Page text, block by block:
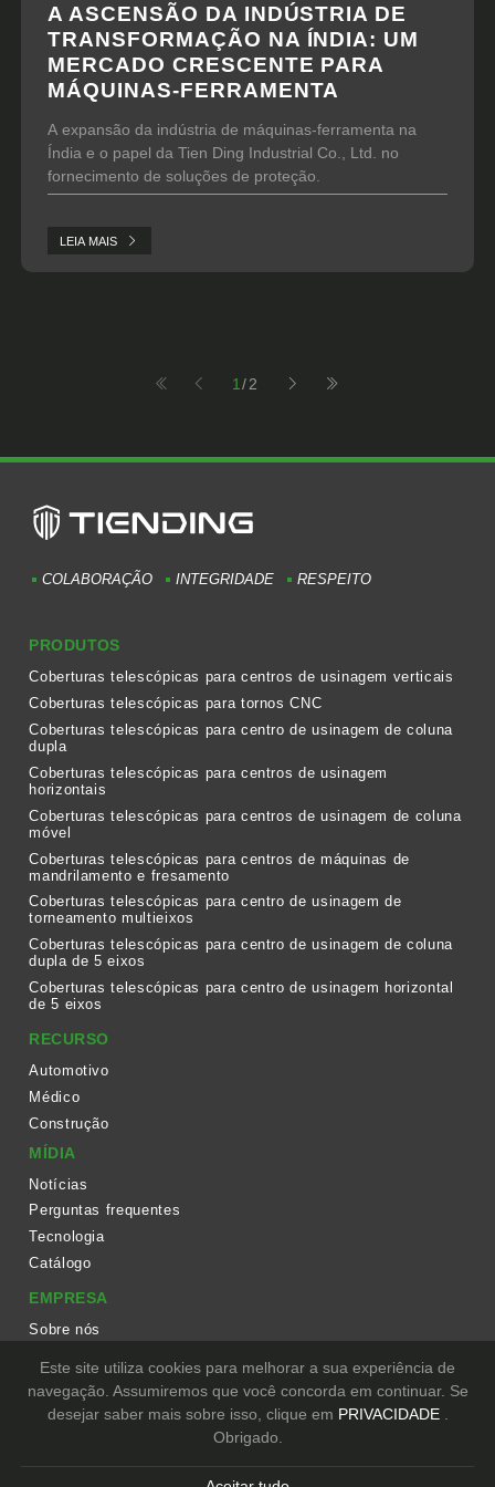
A ASCENSÃO DA INDÚSTRIA DE
TRANSFORMAÇÃO NA ÍNDIA: UM
MERCADO CRESCENTE PARA
MÁQUINAS-FERRAMENTA
A expansão da indústria de máquinas-ferramenta na
Índia e o papel da Tien Ding Industrial Co., Ltd. no
fornecimento de soluções de proteção.
LEIA MAIS
1/2
COLABORAÇÃO INTEGRIDADE RESPEITO
PRODUTOS
Coberturas telescópicas para centros de usinagem verticais
Coberturas telescópicas para tornos CNC
Coberturas telescópicas para centro de usinagem de coluna
dupla
Coberturas telescópicas para centros de usinagem
horizontais
Coberturas telescópicas para centros de usinagem de coluna
móvel
Coberturas telescópicas para centros de máquinas de
mandrilamento e fresamento
Coberturas telescópicas para centro de usinagem de
torneamento multieixos
Coberturas telescópicas para centro de usinagem de coluna
dupla de 5 eixos
Coberturas telescópicas para centro de usinagem horizontal
de 5 eixos
RECURSO
Automotivo
Médico
Construção
MÍDIA
Notícias
Perguntas frequentes
Tecnologia
Catálogo
EMPRESA
Sobre nós
Equipamento
CONTATO
Copyright © TIEN DING INDUSTRIAL CO., LTD. All Rights Reserved.
EZB2B
Este site utiliza cookies para melhorar a sua experiência de
navegação. Assumiremos que você concorda em continuar. Se
desejar saber mais sobre isso, clique em PRIVACIDADE.
Obrigado.